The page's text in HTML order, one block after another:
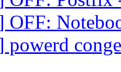
OFF:
powerd